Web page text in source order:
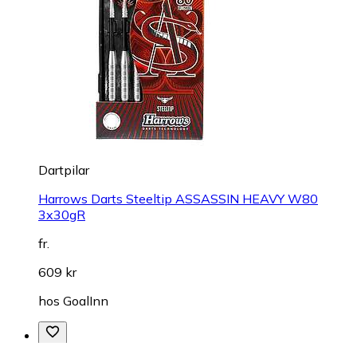
Dartpilar
Harrows Darts Steeltip ASSASSIN HEAVY W80
3x30gR
fr.
609 kr
hos GoalInn